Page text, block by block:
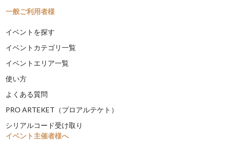
一般ご利用者様
イベントを探す
イベントカテゴリ一覧
イベントエリア一覧
使い方
よくある質問
PRO ARTEKET（プロアルテケト）
シリアルコード受け取り
イベント主催者様へ